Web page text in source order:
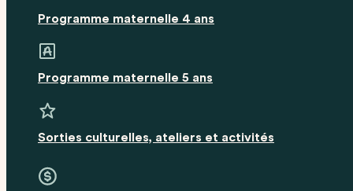
Programme maternelle 4 ans
Programme maternelle 5 ans
Sorties culturelles, ateliers et activités